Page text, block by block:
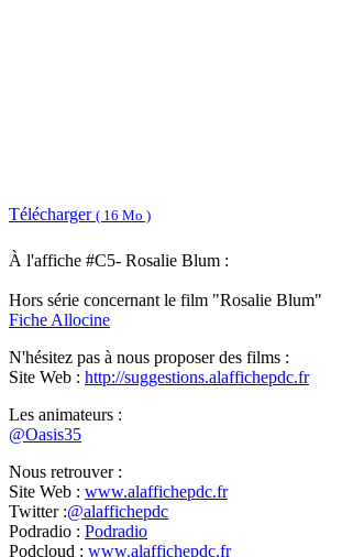
Télécharger ( 16 Mo )
À l'affiche #C5- Rosalie Blum :
Hors série concernant le film "Rosalie Blum"
Fiche Allocine
N'hésitez pas à nous proposer des films :
Site Web : http://suggestions.alaffichepdc.fr
Les animateurs :
@Oasis35
Nous retrouver :
Site Web : www.alaffichepdc.fr
Twitter :@alaffichepdc
Podradio : Podradio
Podcloud : www.alaffichepdc.fr